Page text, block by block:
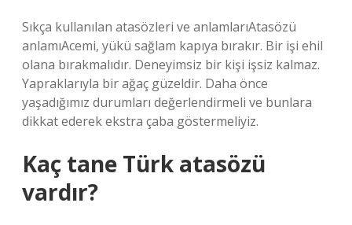
Sıkça kullanılan atasözleri ve anlamlarıAtasözü
anlamıAcemi, yükü sağlam kapıya bırakır. Bir işi ehil
olana bırakmalıdır. Deneyimsiz bir kişi işsiz kalmaz.
Yapraklarıyla bir ağaç güzeldir. Daha önce
yaşadığımız durumları değerlendirmeli ve bunlara
dikkat ederek ekstra çaba göstermeliyiz.
Kaç tane Türk atasözü
vardır?